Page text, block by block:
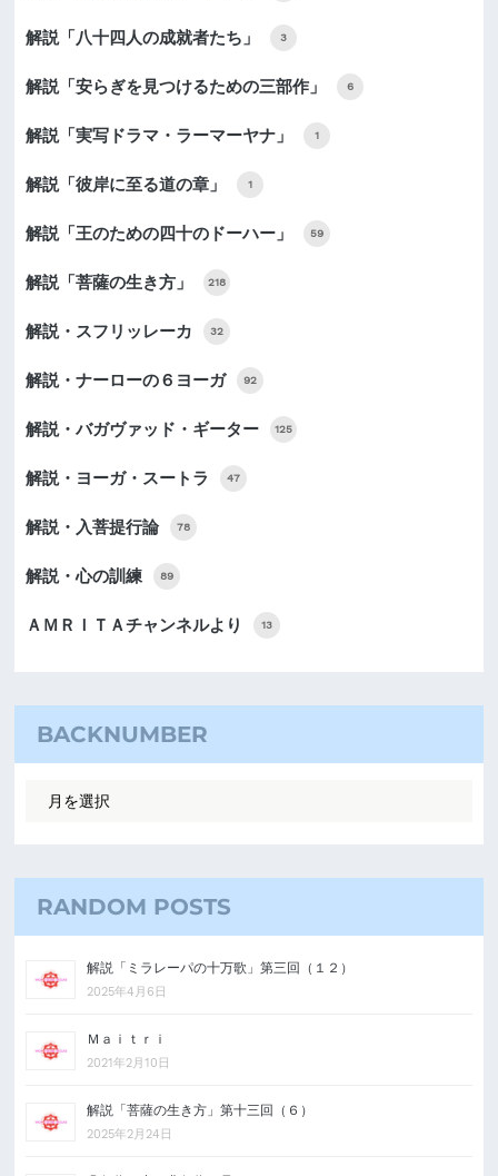
解説「八十四人の成就者たち」 3
解説「安らぎを見つけるための三部作」 6
解説「実写ドラマ・ラーマーヤナ」 1
解説「彼岸に至る道の章」 1
解説「王のための四十のドーハー」 59
解説「菩薩の生き方」 218
解説・スフリッレーカ 32
解説・ナーローの６ヨーガ 92
解説・バガヴァッド・ギーター 125
解説・ヨーガ・スートラ 47
解説・入菩提行論 78
解説・心の訓練 89
ＡＭＲＩＴＡチャンネルより 13
BACKNUMBER
RANDOM POSTS
解説「ミラレーパの十万歌」第三回（１２）
2025年4月6日
Ｍａｉｔｒｉ
2021年2月10日
解説「菩薩の生き方」第十三回（６）
2025年2月24日